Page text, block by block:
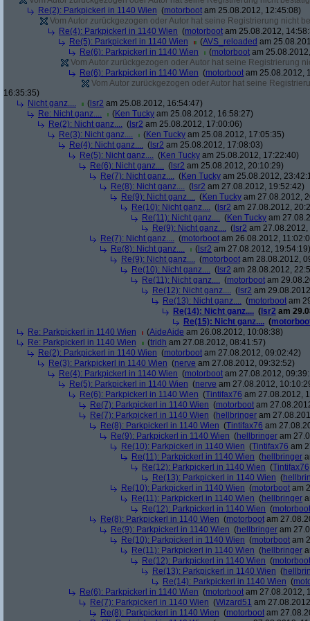
Re(2): Parkpickerl in 1140 Wien (motorboot am 25.08.2012, 12:45:08)
Vom Autor zurückgezogen oder Autor hat seine Registrierung nicht
Re(4): Parkpickerl in 1140 Wien (motorboot am 25.08.2012,
Re(5): Parkpickerl in 1140 Wien
(AVS_reloaded am
Re(6): Parkpickerl in 1140 Wien
(motorboot am
Vom Autor zurückgezogen oder Autor hat seine Registrierung
Re(6): Parkpickerl in 1140 Wien (motorboot am 25.08.2012,
Vom Autor zurückgezogen oder Autor hat seine
16:35:35)
Nicht ganz....
( lsr2 am 25.08.2012, 16:54:47)
Re: Nicht ganz....
(Ken Tucky am 25.08.2012, 16:58:27)
Re(2): Nicht ganz.... ( lsr2 am 25.08.2012, 17:00:06)
Re(3): Nicht ganz....
(Ken Tucky am 25.08.2012, 17:05:35)
Re(4): Nicht ganz.... ( lsr2 am 25.08.2012, 17:08:03)
Re(5): Nicht ganz.... (Ken Tucky am 25.08.2012, 17:22:40)
Re(6): Nicht ganz.... ( lsr2 am 25.08.2012, 20:10:29)
Re(7): Nicht ganz.... (Ken Tucky am 25.08.2012,
Re(8): Nicht ganz.... ( lsr2 am 27.08.2012, 19:52:42)
Re(9): Nicht ganz.... (Ken Tucky am 27.08.2012,
Re(10): Nicht ganz.... ( lsr2 am 27.08.2012,
Re(11): Nicht ganz.... (Ken Tucky am
Re(9): Nicht ganz.... ( lsr2 am
Re(7): Nicht ganz.... (motorboot am 26.08.2012,
Re(8): Nicht ganz....
( lsr2 am 27.08.2012, 19:54:19)
Re(9): Nicht ganz.... (motorboot am 28.08.2012,
Re(10): Nicht ganz.... ( lsr2 am 28.08.2012,
Re(11): Nicht ganz.... (motorboot am
Re(12): Nicht ganz.... ( lsr2 am
Re(13): Nicht ganz.... (motorboot am
Re(14): Nicht ganz.... ( lsr2 am
Re(15): Nicht ganz.... (
Re: Parkpickerl in 1140 Wien
(AideAide am 26.08.2012, 10:08:38)
Re: Parkpickerl in 1140 Wien
(tridh am 27.08.2012, 08:41:57)
Re(2): Parkpickerl in 1140 Wien (motorboot am 27.08.2012, 09:02:42)
Re(3): Parkpickerl in 1140 Wien (nerve am 27.08.2012, 09:32:52)
Re(4): Parkpickerl in 1140 Wien (motorboot am 27.08.2012,
Re(5): Parkpickerl in 1140 Wien (nerve am 27.08.2012,
Re(6): Parkpickerl in 1140 Wien (Tintifax76 am 27.08.2012,
Re(7): Parkpickerl in 1140 Wien (motorboot am
Re(7): Parkpickerl in 1140 Wien (hellbringer am
Re(8): Parkpickerl in 1140 Wien (Tintifax76 am
Re(9): Parkpickerl in 1140 Wien (hellbringer am
Re(10): Parkpickerl in 1140 Wien (Tintifax76 am
Re(11): Parkpickerl in 1140 Wien (hellbringer
Re(12): Parkpickerl in 1140 Wien (Tintifax76
Re(13): Parkpickerl in 1140 Wien (
Re(10): Parkpickerl in 1140 Wien (motorboot am
Re(11): Parkpickerl in 1140 Wien (hellbringer
Re(12): Parkpickerl in 1140 Wien (motorboot
Re(8): Parkpickerl in 1140 Wien (motorboot am
Re(9): Parkpickerl in 1140 Wien (hellbringer am
Re(10): Parkpickerl in 1140 Wien (motorboot am
Re(11): Parkpickerl in 1140 Wien (hellbringer
Re(12): Parkpickerl in 1140 Wien (motorboot
Re(13): Parkpickerl in 1140 Wien (
Re(14): Parkpickerl in 1140 Wien (
Re(6): Parkpickerl in 1140 Wien (motorboot am 27.08.2012,
Re(7): Parkpickerl in 1140 Wien (Wizard51 am
Re(8): Parkpickerl in 1140 Wien (motorboot am